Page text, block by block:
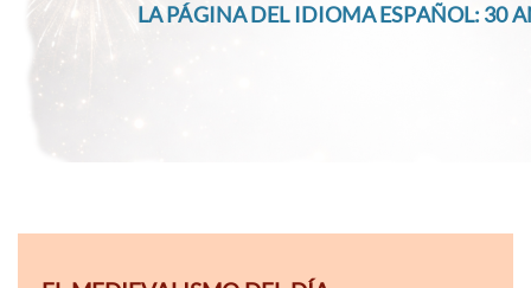
LA PÁGINA DEL IDIOMA ESPAÑOL: 30